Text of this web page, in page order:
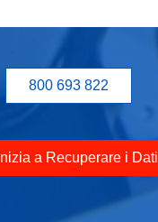
800 693 822
Inizia a Recuperare i Dati